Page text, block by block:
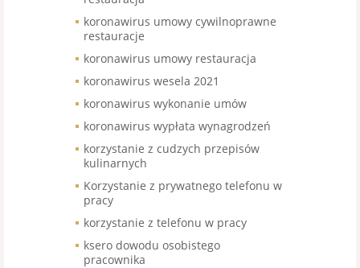
koronawirus umowy cywilnoprawne
restauracje
koronawirus umowy restauracja
koronawirus wesela 2021
koronawirus wykonanie umów
koronawirus wypłata wynagrodzeń
korzystanie z cudzych przepisów
kulinarnych
Korzystanie z prywatnego telefonu w
pracy
korzystanie z telefonu w pracy
ksero dowodu osobistego
pracownika